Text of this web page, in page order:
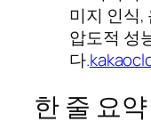
미지 인식,
압도적 성
다.
한 줄 요약